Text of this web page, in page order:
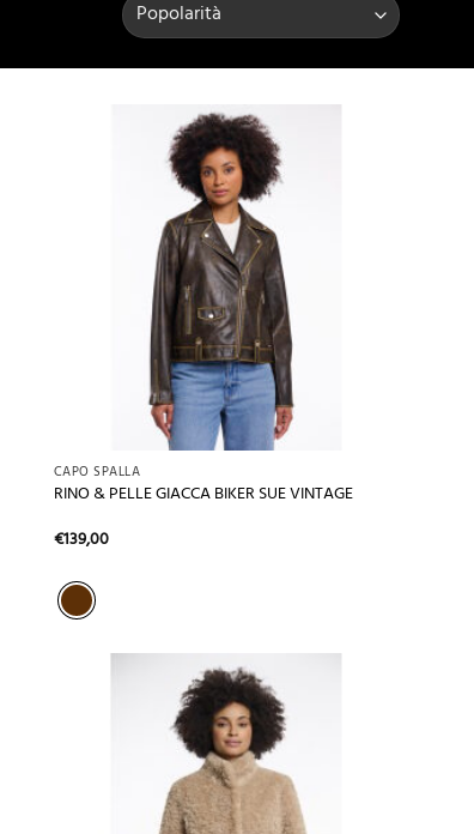
CAPO SPALLA
RINO & PELLE GIACCA BIKER SUE VINTAGE
€139,00